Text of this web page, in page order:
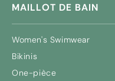
MAILLOT DE BAIN
Women's Swimwear
Bikinis
One-pièce